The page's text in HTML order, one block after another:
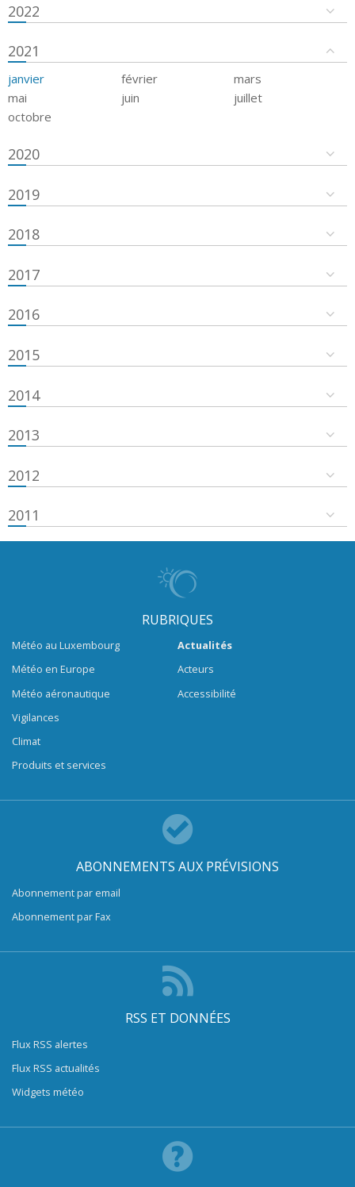
2022
2021
janvier février
mars
mai
juin
juillet
octobre
2020
2019
2018
2017
2016
2015
2014
2013
2012
2011
RUBRIQUES
Météo au Luxembourg
Météo en Europe
Météo aéronautique
Vigilances
Climat
Produits et services
Actualités
Acteurs
Accessibilité
ABONNEMENTS AUX PRÉVISIONS
Abonnement par email
Abonnement par Fax
RSS ET DONNÉES
Flux RSS alertes
Flux RSS actualités
Widgets météo